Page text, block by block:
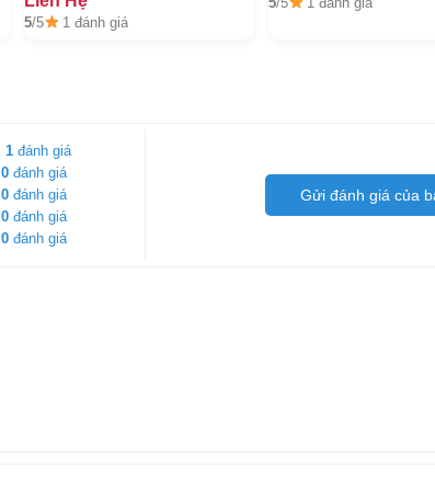
5/5 1 đánh giá
1đánh giá
0đánh giá
0đánh giá
0đánh giá
0đánh giá
Gửi đánh giá của